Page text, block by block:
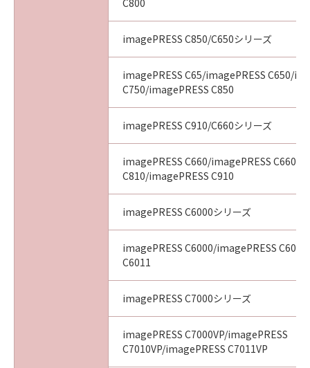
C800
imagePRESS C850/C650シリーズ
imagePRESS C65/imagePRESS C650/
C750/imagePRESS C850
imagePRESS C910/C660シリーズ
imagePRESS C660/imagePRESS
C810/imagePRESS C910
imagePRESS C6000シリーズ
imagePRESS C6000/imagePRESS
C6011
imagePRESS C7000シリーズ
imagePRESS C7000VP/imagePRESS
C7010VP/imagePRESS C7011VP